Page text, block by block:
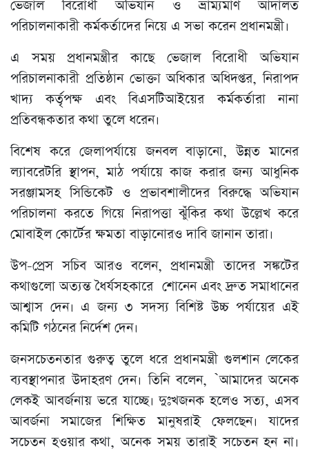
ভেজাল বিরোধী অভিযান ও ভ্রাম্যমাণ আদালত
পরিচালনাকারী কর্মকর্তাদের নিয়ে এ সভা করেন প্রধানমন্ত্রী।
এ সময় প্রধানমন্ত্রীর কাছে ভেজাল বিরোধী অভিযান
পরিচালনাকারী প্রতিষ্ঠান ভোক্তা অধিকার অধিদপ্তর, নিরাপদ
খাদ্য কর্তৃপক্ষ এবং বিএসটিআইয়ের কর্মকর্তারা নানা
প্রতিবন্ধকতার কথা তুলে ধরেন।
বিশেষ করে জেলাপর্যায়ে জনবল বাড়ানো, উন্নত মানের
ল্যাবরেটরি স্থাপন, মাঠ পর্যায়ে কাজ করার জন্য আধুনিক
সরঞ্জামসহ সিন্ডিকেট ও প্রভাবশালীদের বিরুদ্ধে অভিযান
পরিচালনা করতে গিয়ে নিরাপত্তা ঝুঁকির কথা উল্লেখ করে
মোবাইল কোর্টের ক্ষমতা বাড়ানোরও দাবি জানান তারা।
উপ-প্রেস সচিব আরও বলেন, প্রধানমন্ত্রী তাদের সঙ্কটের
কথাগুলো অত্যন্ত ধৈর্যসহকারে শোনেন এবং দ্রুত সমাধানের
আশ্বাস দেন। এ জন্য ৩ সদস্য বিশিষ্ট উচ্চ পর্যায়ের এই
কমিটি গঠনের নির্দেশ দেন।
জনসচেতনতার গুরুত্ব তুলে ধরে প্রধানমন্ত্রী গুলশান লেকের
ব্যবস্থাপনার উদাহরণ দেন। তিনি বলেন, ‍‍`আমাদের অনেক
লেকই আবর্জনায় ভরে যাচ্ছে। দুঃখজনক হলেও সত্য, এসব
আবর্জনা সমাজের শিক্ষিত মানুষরাই ফেলছেন। যাদের
সচেতন হওয়ার কথা, অনেক সময় তারাই সচেতন হন না।